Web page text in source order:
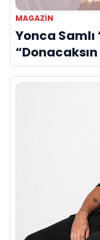
MAGAZIN
Yonca Samlı